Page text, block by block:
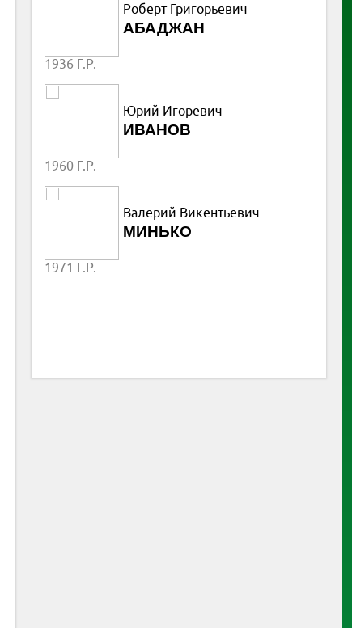
Роберт Григорьевич
АБАДЖАН
1936 Г.Р.
Юрий Игоревич
ИВАНОВ
1960 Г.Р.
Валерий Викентьевич
МИНЬКО
1971 Г.Р.